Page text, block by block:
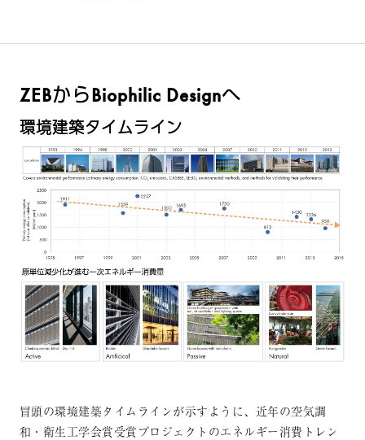
ZEBからBiophilic Designへ
環境建築タイムライン
冒頭の環境建築タイムラインが示すように、近年の空気調
和・衛生工学会賞受賞プロジェクトのエネルギー消費トレン